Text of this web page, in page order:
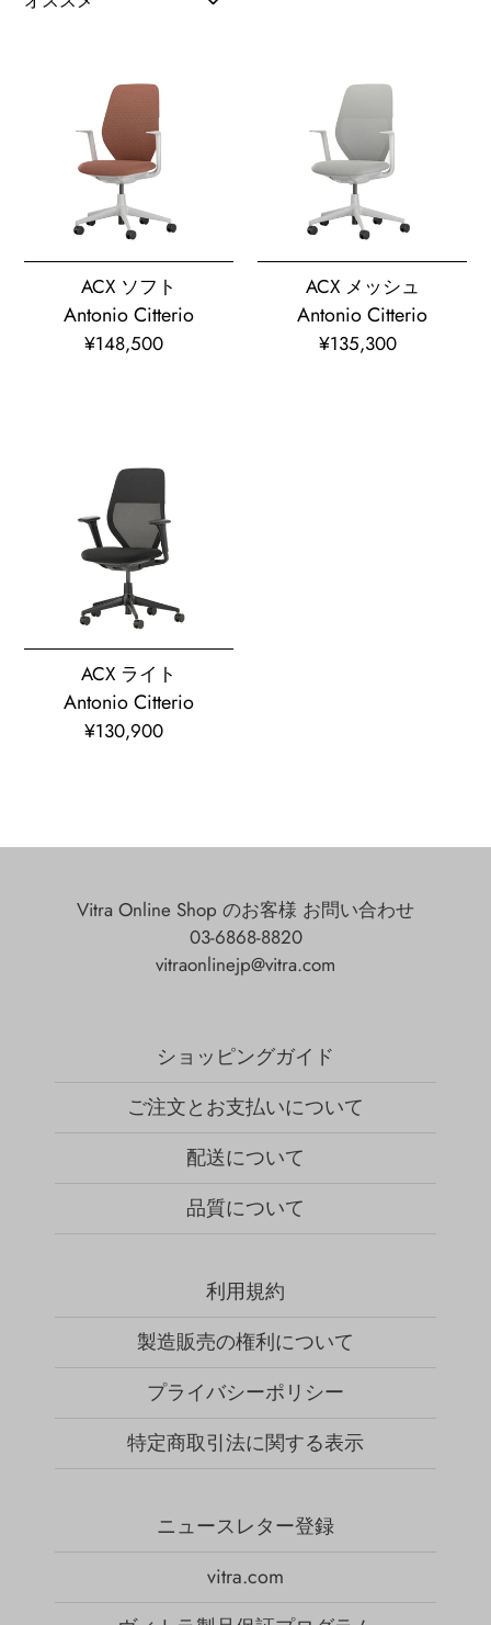
ソ
ト
ACX ソフト
Antonio Citterio
通
¥148,500
メ
シ
ュ
ACX メッシュ
Antonio Citterio
通
¥135,300
イ
ト
ACX ライト
Antonio Citterio
通
¥130,900
Vitra Online Shop のお客様 お問い合わせ
03-6868-8820
vitraonlinejp@vitra.com
ショッピングガイド
ご注文とお支払いについて
配送について
品質について
利用規約
製造販売の権利について
プライバシーポリシー
特定商取引法に関する表示
ニュースレター登録
vitra.com